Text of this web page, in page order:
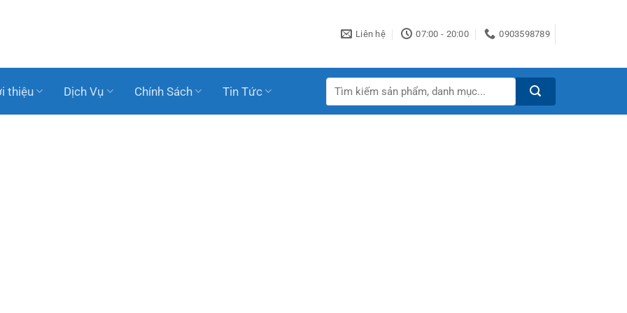
Liên hệ 07:00 - 20:00 0903598789
thiệu Dịch Vụ Chính Sách Tin Tức
Tìm
kiếm: